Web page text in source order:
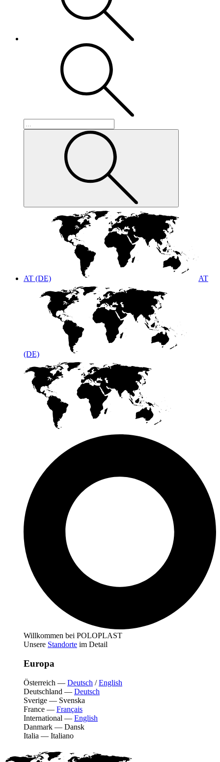
AT (DE) AT
(DE)
Willkommen bei POLOPLAST
Unsere Standorte im Detail
Europa
Österreich — Deutsch /English
Deutschland — Deutsch
Sverige — Svenska
France — Français
International — English
Danmark — Dansk
Italia — Italiano